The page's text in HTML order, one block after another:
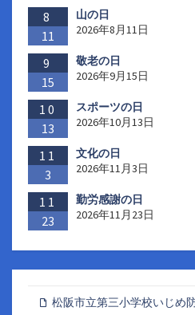
8
11
山の日
2026年8月11日
9
15
敬老の日
2026年9月15日
10
13
スポーツの日
2026年10月13日
11
3
文化の日
2026年11月3日
11
23
勤労感謝の日
2026年11月23日
松阪市立第三小学校いじめ